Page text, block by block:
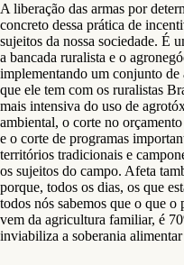
A liberação das armas por
concreto dessa prática de
sujeitos da nossa sociedade. É
a bancada ruralista e o
implementando um conjunto de
que ele tem com os ruralistas
mais intensiva do uso de
ambiental, o corte no
e o corte de programas
territórios tradicionais e
os sujeitos do campo. Afeta
porque, todos os dias, os que
todos nós sabemos que o que o
vem da agricultura familiar, é
inviabiliza a soberania